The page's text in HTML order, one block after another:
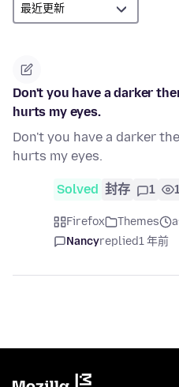
Don't you have a darker
hurts my eyes.
Don't you have a darker
hurts my eyes.
Solved 封存 1
Firefox Themes
Nancyreplied1 年前